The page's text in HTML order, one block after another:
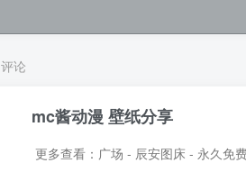
评论
mc酱动漫 壁纸分享
更多查看：广场 - 辰安图床 - 永久免